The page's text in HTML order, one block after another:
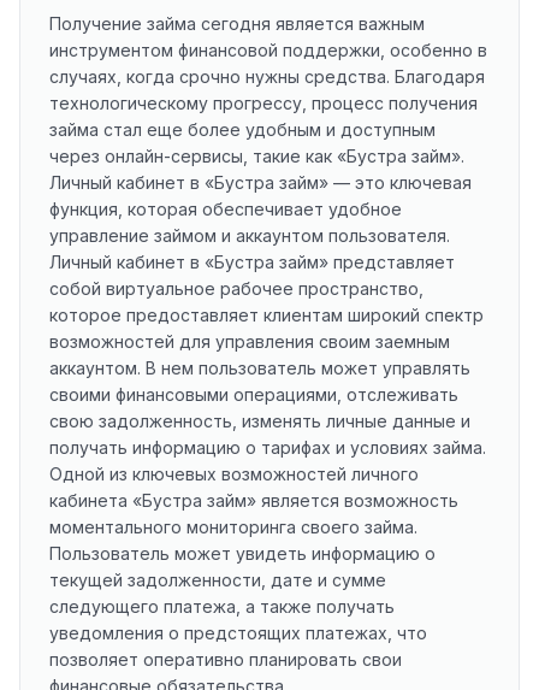
Получение займа сегодня является важным
инструментом финансовой поддержки, особенно в
случаях, когда срочно нужны средства. Благодаря
технологическому прогрессу, процесс получения
займа стал еще более удобным и доступным
через онлайн-сервисы, такие как «Бустра займ».
Личный кабинет в «Бустра займ» — это ключевая
функция, которая обеспечивает удобное
управление займом и аккаунтом пользователя.
Личный кабинет в «Бустра займ» представляет
собой виртуальное рабочее пространство,
которое предоставляет клиентам широкий спектр
возможностей для управления своим заемным
аккаунтом. В нем пользователь может управлять
своими финансовыми операциями, отслеживать
свою задолженность, изменять личные данные и
получать информацию о тарифах и условиях займа.
Одной из ключевых возможностей личного
кабинета «Бустра займ» является возможность
моментального мониторинга своего займа.
Пользователь может увидеть информацию о
текущей задолженности, дате и сумме
следующего платежа, а также получать
уведомления о предстоящих платежах, что
позволяет оперативно планировать свои
финансовые обязательства.